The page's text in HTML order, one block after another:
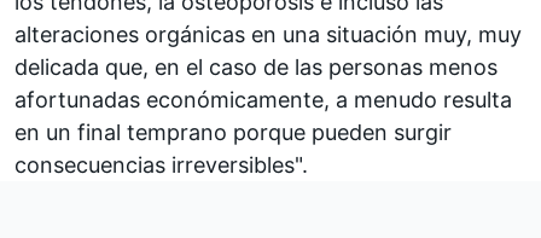
alteraciones orgánicas en una situación muy, muy
delicada que, en el caso de las personas menos
afortunadas económicamente, a menudo resulta
en un final temprano porque pueden surgir
consecuencias irreversibles".